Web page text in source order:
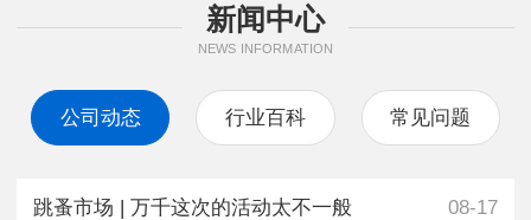
新闻中心
NEWS INFORMATION
公司动态 行业百科 常见问题
跳蚤市场 | 万千这次的活动太不一般 08-17